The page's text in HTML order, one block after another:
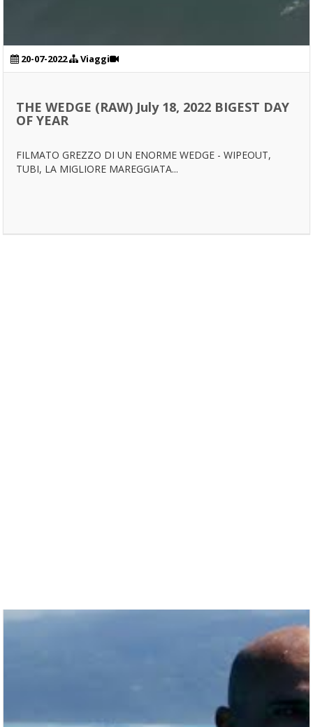
20-07-2022 Viaggi
THE WEDGE (RAW) July 18, 2022 BIGEST DAY
OF YEAR
FILMATO GREZZO DI UN ENORME WEDGE - WIPEOUT,
TUBI, LA MIGLIORE MAREGGIATA...